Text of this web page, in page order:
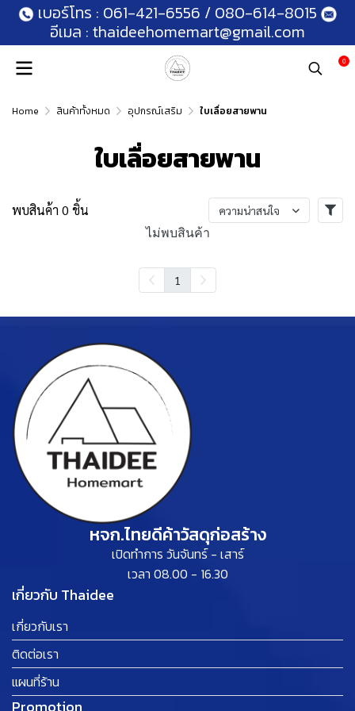
เบอร์โทร : 061-421-6556 / 080-614-8015
อีเมล : thaideehomemart@gmail.com
0
Home สินค้าทั้งหมด อุปกรณ์เสริม ใบเลื่อยสายพาน
ใบเลื่อยสายพาน
พบสินค้า 0 ชิ้น ความน่าสนใจ
ไม่พบสินค้า
1
หจก.ไทยดีค้าวัสดุก่อสร้าง
เปิดทำการ วันจันทร์ - เสาร์
เวลา 08.00 - 16.30
เกี่ยวกับ Thaidee
เกี่ยวกับเรา
ติดต่อเรา
แผนที่ร้าน